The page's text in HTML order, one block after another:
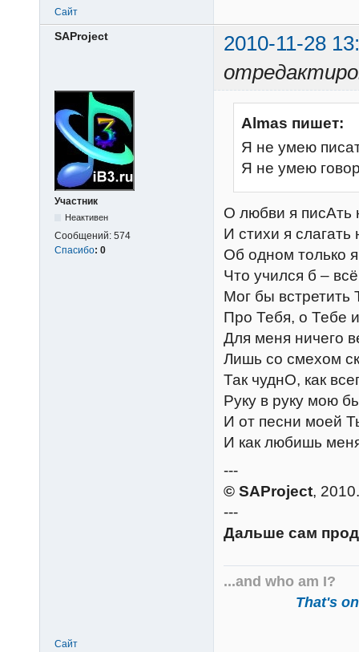
Сайт
SAProject
2010-11-28
Участник
Неактивен
Сообщений: 574
Спасибо: 0
Almas пишет:
Я не умею
Я не умею
О любви я писАть
И стихи я слагать
Об одном только
Что учился б –
Мог бы встретить
Про Тебя, о Тебе
Для меня ничего
Лишь со смехом
Так чуднО, как
Руку в руку мою
И от песни моей
И как любишь
---
© SAProject, 2010.
---
Дальше сам
...and who am I?
That's
Сайт